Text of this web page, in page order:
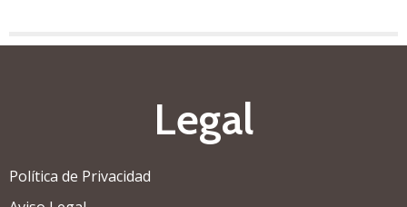
Legal
Política de Privacidad